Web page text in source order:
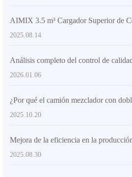
2025.08.14
2026.01.06
2025.10.20
2025.08.30